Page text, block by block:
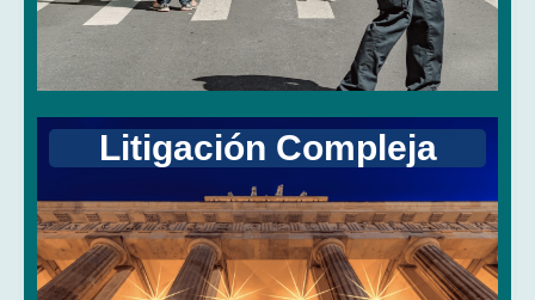
Litigación Compleja